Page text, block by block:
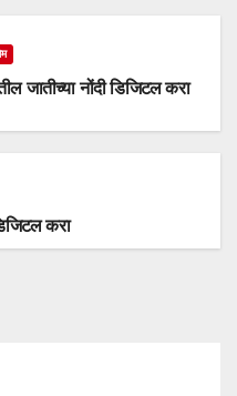
जातीच्या नोंदी डिजिटल करा
करा